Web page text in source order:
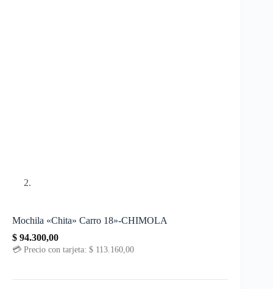
Mochila «Chita» Carro 18»-CHIMOLA
$ 94.300,00
💳 Precio con tarjeta: $ 113.160,00